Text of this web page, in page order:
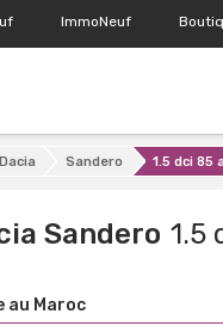
ImmoNeuf
Dacia Sandero 1.5 dci 85
Sandero 1.5
au Maroc